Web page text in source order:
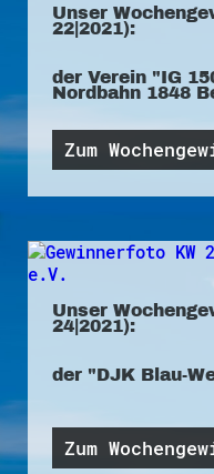
Unser
22|2021):
der Verein "IG
Nordbahn 1848
Zum
Unser
24|2021):
der "DJK Blau-
Zum